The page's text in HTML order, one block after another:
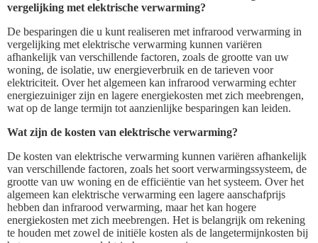
vergelijking met elektrische verwarming?
De besparingen die u kunt realiseren met infrarood verwarming in
vergelijking met elektrische verwarming kunnen variëren
afhankelijk van verschillende factoren, zoals de grootte van uw
woning, de isolatie, uw energieverbruik en de tarieven voor
elektriciteit. Over het algemeen kan infrarood verwarming echter
energiezuiniger zijn en lagere energiekosten met zich meebrengen,
wat op de lange termijn tot aanzienlijke besparingen kan leiden.
Wat zijn de kosten van elektrische verwarming?
De kosten van elektrische verwarming kunnen variëren afhankelijk
van verschillende factoren, zoals het soort verwarmingssysteem, de
grootte van uw woning en de efficiëntie van het systeem. Over het
algemeen kan elektrische verwarming een lagere aanschafprijs
hebben dan infrarood verwarming, maar het kan hogere
energiekosten met zich meebrengen. Het is belangrijk om rekening
te houden met zowel de initiële kosten als de langetermijnkosten bij